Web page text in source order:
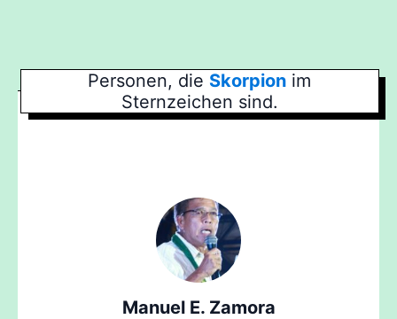
Personen, die Skorpion im
Sternzeichen sind.
Manuel E. Zamora